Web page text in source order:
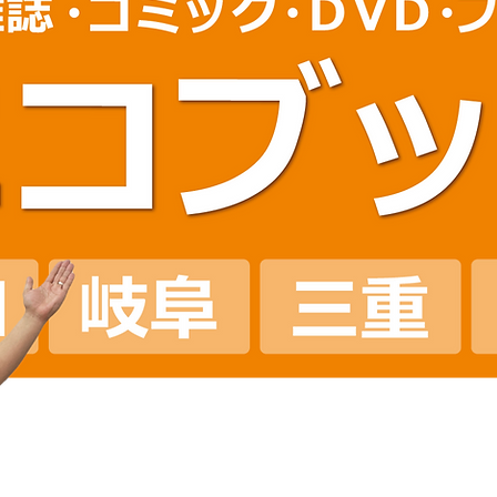
​岐阜県の古本即日出張買取
買取専門店ニコブ